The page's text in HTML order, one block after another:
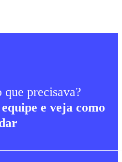
precisava?
e veja como